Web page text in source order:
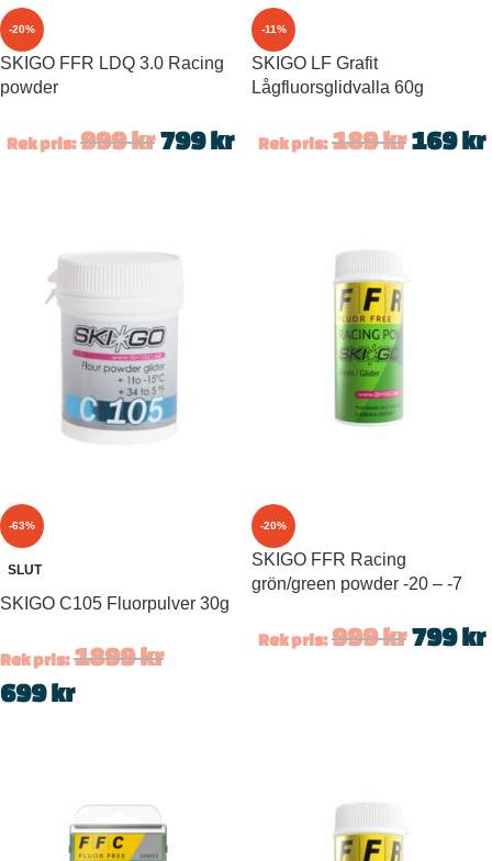
-20%
SKIGO FFR LDQ 3.0 Racing
powder
Rek pris: 999kr 799kr
-11%
SKIGO LF Grafit
Lågfluorsglidvalla 60g
Rek pris: 189kr 169kr
-63%
SLUT
SKIGO C105 Fluorpulver 30g
Rek pris: 1899kr
699kr
-20%
SKIGO FFR Racing
grön/green powder -20 – -7
Rek pris: 999kr 799kr